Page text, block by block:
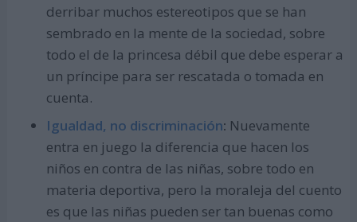
derribar muchos estereotipos que se han
sembrado en la mente de la sociedad, sobre
todo el de la princesa débil que debe esperar a
un príncipe para ser rescatada o tomada en
cuenta.
Igualdad, no discriminación: Nuevamente
entra en juego la diferencia que hacen los
niños en contra de las niñas, sobre todo en
materia deportiva, pero la moraleja del cuento
es que las niñas pueden ser tan buenas como